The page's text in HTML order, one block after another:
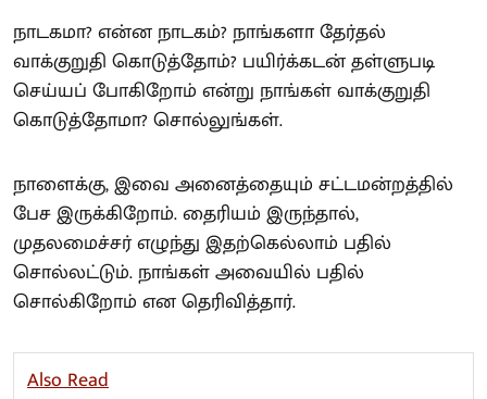
நாடகமா? என்ன நாடகம்? நாங்களா தேர்தல்
வாக்குறுதி கொடுத்தோம்? பயிர்க்கடன் தள்ளுபடி
செய்யப் போகிறோம் என்று நாங்கள் வாக்குறுதி
கொடுத்தோமா? சொல்லுங்கள்.
நாளைக்கு, இவை அனைத்தையும் சட்டமன்றத்தில்
பேச இருக்கிறோம். தைரியம் இருந்தால்,
முதலமைச்சர் எழுந்து இதற்கெல்லாம் பதில்
சொல்லட்டும். நாங்கள் அவையில் பதில்
சொல்கிறோம் என தெரிவித்தார்.
Also Read